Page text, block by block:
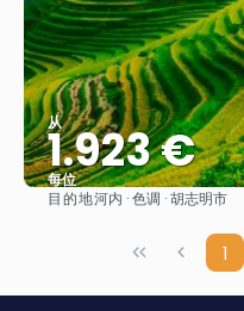
从
1.923 €
每位
目的地河内 · 色调 · 胡志明市
1